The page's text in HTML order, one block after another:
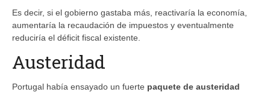
Es decir, si el gobierno gastaba más, reactivaría la economía,
aumentaría la recaudación de impuestos y eventualmente
reduciría el déficit fiscal existente.
Austeridad
Portugal había ensayado un fuerte paquete de austeridad